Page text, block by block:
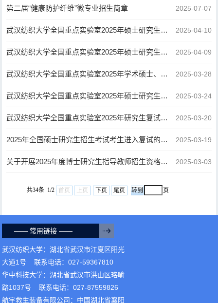
第二届“健康防护纤维”微专业招生简章 2025-07-07
武汉纺织大学全国重点实验室2025年硕士研究生复试成绩公示（第二批调剂） 2025-04-10
武汉纺织大学全国重点实验室2025年硕士研究生复试成绩公示（第一批调剂） 2025-04-09
武汉纺织大学全国重点实验室2025年学术硕士、专业硕士研究生调剂公告 2025-03-28
武汉纺织大学全国重点实验室2025年硕士研究生一志愿成绩公示 2025-03-24
武汉纺织大学全国重点实验室2025年研究生复试录取工作实施细则 2025-03-20
2025年全国硕士研究生招生考试考生进入复试的初试成绩基本要求 2025-03-19
关于开展2025年度博士研究生指导教师招生资格审核认定工作的通知 2025-03-03
共34条 1/2 首页 上页 下页 尾页 页
—— 常用链接 ——
武汉纺织大学：湖北省武汉市江夏区阳光
大道1号 联系电话：027-59367810
华中科技大学：湖北省武汉市洪山区珞喻
路1037号 联系电话：027-87559826
航宇救生装备有限公司：中国湖北省襄阳